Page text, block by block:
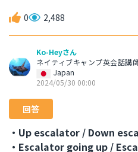
0 2,488
Ko-Heyさん
ネイティブキャンプ英会話講
Japan
2024/05/30 00:00
回答
・Up escalator / Down
・Escalator going up /